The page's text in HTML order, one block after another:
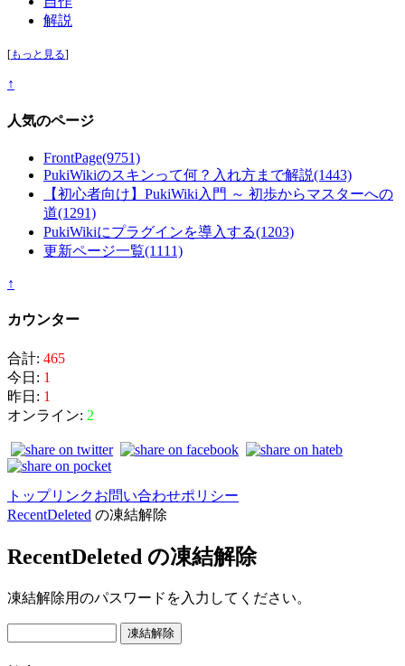
解説
[もっと見る]
↑
人気のページ
FrontPage(9751)
PukiWikiのスキンって何？入れ方まで解説(1443)
【初心者向け】PukiWiki入門 ～ 初歩からマスターへの
道(1291)
PukiWikiにプラグインを導入する(1203)
更新ページ一覧(1111)
↑
カウンター
合計: 465
今日: 1
昨日: 1
オンライン: 2
トップリンクお問い合わせポリシー
RecentDeleted の凍結解除
RecentDeleted の凍結解除
凍結解除用のパスワードを入力してください。